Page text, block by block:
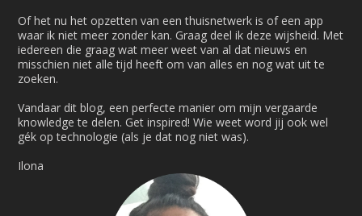
Of het nu het opzetten van een thuisnetwerk is of een app
waar ik niet meer zonder kan. Graag deel ik deze wijsheid. Met
iedereen die graag wat meer weet van al dat nieuws en
misschien niet alle tijd heeft om van alles en nog wat uit te
zoeken.
Vandaar dit blog, een perfecte manier om mijn vergaarde
knowledge te delen. Get inspired! Wie weet word jij ook wel
gék op technologie (als je dat nog niet was).
Ilona